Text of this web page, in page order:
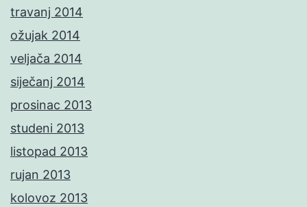
travanj 2014
ožujak 2014
veljača 2014
siječanj 2014
prosinac 2013
studeni 2013
listopad 2013
rujan 2013
kolovoz 2013